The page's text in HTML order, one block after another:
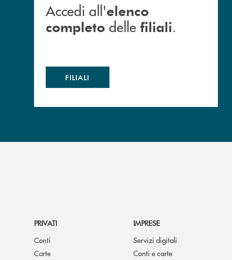
Accedi all'elenco
completo delle filiali.
FILIALI
PRIVATI
Conti
Carte
IMPRESE
Servizi digitali
Conti e carte